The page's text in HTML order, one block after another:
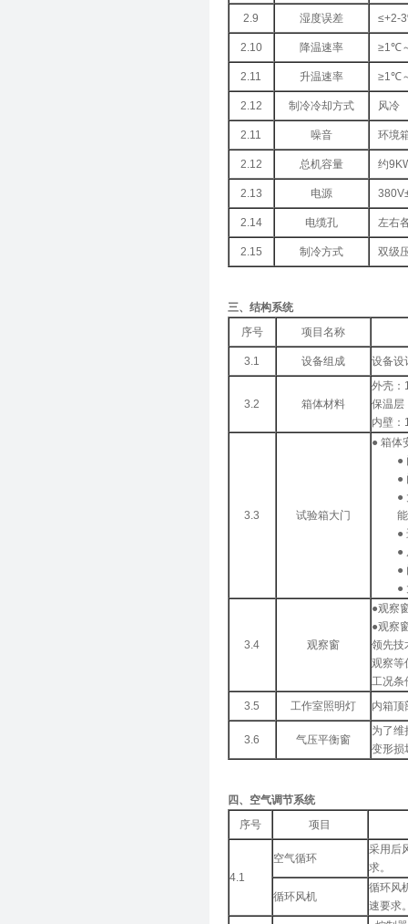
2.9 湿度误差 ≤+2-
2.10 降温速率 ≥1℃
2.11 升温速率 ≥1℃
2.12 制冷冷却方式 风冷
2.11 噪音 环境
2.12 总机容量 约
2.13 电源
2.14 电缆孔 左右
2.15 制冷方式 双级
三、结构系统
序号
项目名称
3.1 设备组成 设备设
3.2 箱体材料
外壳：
保温层
内壁：
3.3 试验箱大门
● 箱体
●
●
●
●
●
●
●
3.4 观察窗
●观察
●观察
领先技
观察等
工况条
3.5
工作室照明灯 内箱顶
3.6 气压平衡窗
为了维
变形损
四、空气调节系统
序号
项目
4.1
空气循环
采用后
求。
循环风机
循环风
速要求